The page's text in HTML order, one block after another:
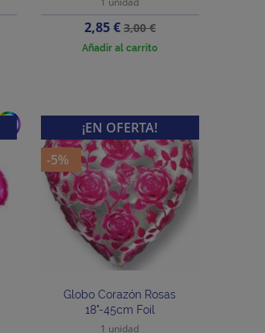
Precio
2,85 €Precio
base
3,00 €
Añadir al carrito
add
Globo Corazón Rosas
18"-45cm Foil
1 unidad
¡EN OFERTA!
-5%